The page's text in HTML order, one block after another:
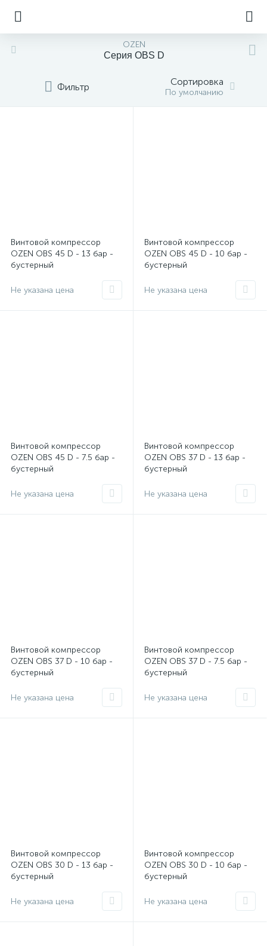
OZEN
Серия OBS D
Фильтр Сортировка
По умолчанию
Винтовой компрессор
OZEN OBS 45 D - 13 бар -
бустерный
Не указана цена
Винтовой компрессор
OZEN OBS 45 D - 10 бар -
бустерный
Не указана цена
Винтовой компрессор
OZEN OBS 45 D - 7.5 бар -
бустерный
Не указана цена
Винтовой компрессор
OZEN OBS 37 D - 13 бар -
бустерный
Не указана цена
Винтовой компрессор
OZEN OBS 37 D - 10 бар -
бустерный
Не указана цена
Винтовой компрессор
OZEN OBS 37 D - 7.5 бар -
бустерный
Не указана цена
Винтовой компрессор
OZEN OBS 30 D - 13 бар -
бустерный
Не указана цена
Винтовой компрессор
OZEN OBS 30 D - 10 бар -
бустерный
Не указана цена